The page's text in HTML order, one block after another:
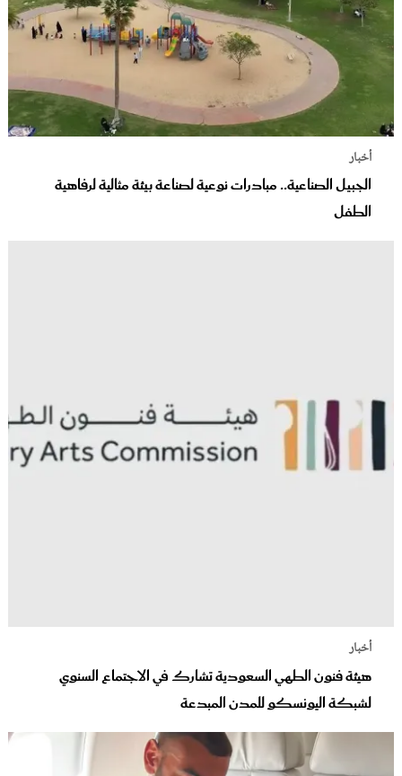
أخبار
الجبيل الصناعية.. مبادرات نوعية لصناعة بيئة مثالية لرفاهية
الطفل
أخبار
هيئة فنون الطهي السعودية تشارك في الاجتماع السنوي
لشبكة اليونسكو للمدن المبدعة